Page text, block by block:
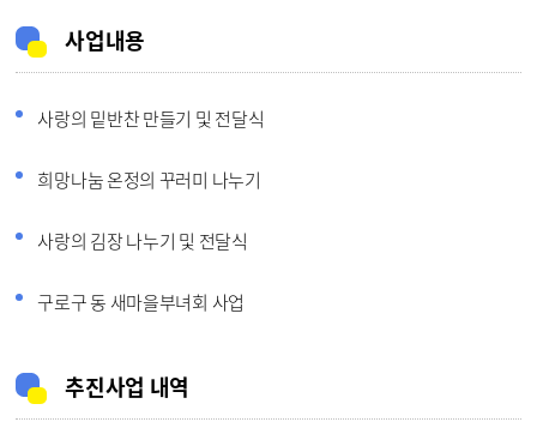
사업내용
사랑의 밑반찬 만들기 및 전달식
희망나눔 온정의 꾸러미 나누기
사랑의 김장 나누기 및 전달식
구로구 동 새마을부녀회 사업
추진사업 내역